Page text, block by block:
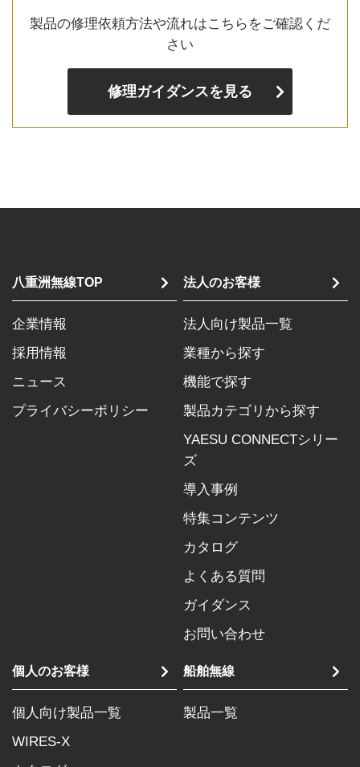
製品の修理依頼方法や流れはこちらをご確認くだ
さい
修理ガイダンスを見る
八重洲無線TOP
企業情報
採用情報
ニュース
プライバシーポリシー
法人のお客様
法人向け製品一覧
業種から探す
機能で探す
製品カテゴリから探す
YAESU CONNECTシリー
ズ
導入事例
特集コンテンツ
カタログ
よくある質問
ガイダンス
お問い合わせ
個人のお客様
個人向け製品一覧
WIRES-X
船舶無線
製品一覧